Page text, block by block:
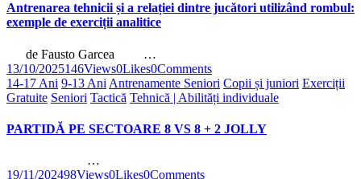
Antrenarea tehnicii și a relației dintre jucători utilizând rombul:
exemple de exerciții analitice
de Fausto Garcea …
13/10/2025146Views0Likes0Comments
14-17 Ani 9-13 Ani Antrenamente Seniori Copii și juniori Exerciții
Gratuite Seniori Tactică Tehnică | Abilități individuale
PARTIDĂ PE SECTOARE 8 VS 8 + 2 JOLLY
…
19/11/202498Views0Likes0Comments